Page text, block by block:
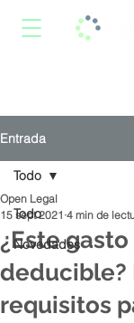
Entrada
Todo
Novedades
Todo
¿Este gasto
deducible?
requisitos
Open Legal
15 sept 2021 4 min de